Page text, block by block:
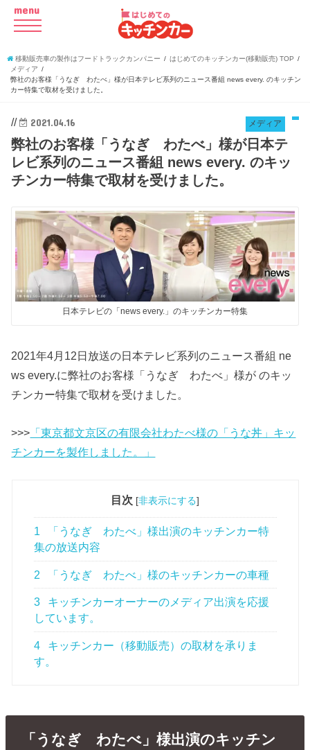
menu
移動販売車の製作はフードトラックカンパニー
はじめてのキッチンカー(移動販売) TOP
メディア
弊社のお客様「うなぎ わたべ」様が日本テレビ系列のニュース番組 news every. のキッチン
カー特集で取材を受けました。
// メディア
2021.04.16
弊社のお客様「うなぎ わたべ」様が日本テ
レビ系列のニュース番組 news every. のキッ
チンカー特集で取材を受けました。
日本テレビの「news every.」のキッチンカー特集
2021年4月12日放送の日本テレビ系列のニュース番組 ne
ws every.に弊社のお客様「うなぎ わたべ」様が のキッ
チンカー特集で取材を受けました。
>>> 「東京都文京区の有限会社わたべ様の「うな丼」キッ
チンカーを製作しました。」
目次 [非表示にする]
1
「うなぎ わたべ」様出演のキッチンカー特
集の放送内容
2 「うなぎ わたべ」様のキッチンカーの車種
3
キッチンカーオーナーのメディア出演を応援
しています。
4
キッチンカー（移動販売）の取材を承りま
す。
「うなぎ わたべ」様出演のキッチン